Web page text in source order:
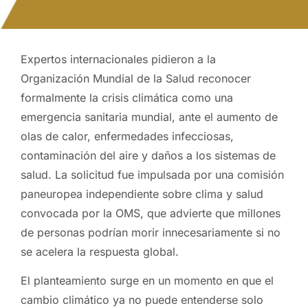
Expertos internacionales pidieron a la
Organización Mundial de la Salud reconocer
formalmente la crisis climática como una
emergencia sanitaria mundial, ante el aumento de
olas de calor, enfermedades infecciosas,
contaminación del aire y daños a los sistemas de
salud. La solicitud fue impulsada por una comisión
paneuropea independiente sobre clima y salud
convocada por la OMS, que advierte que millones
de personas podrían morir innecesariamente si no
se acelera la respuesta global.
El planteamiento surge en un momento en que el
cambio climático ya no puede entenderse solo